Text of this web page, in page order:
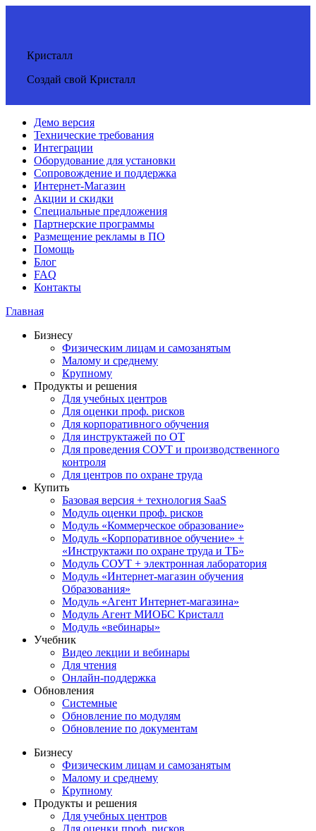
Кристалл
Создай свой Кристалл
Демо версия
Технические требования
Интеграции
Оборудование для установки
Сопровождение и поддержка
Интернет-Магазин
Акции и скидки
Специальные предложения
Партнерские программы
Размещение рекламы в ПО
Помощь
Блог
FAQ
Контакты
Главная
Бизнесу
Физическим лицам и самозанятым
Малому и среднему
Крупному
Продукты и решения
Для учебных центров
Для оценки проф. рисков
Для корпоративного обучения
Для инструктажей по ОТ
Для проведения СОУТ и производственного
контроля
Для центров по охране труда
Купить
Базовая версия + технология SaaS
Модуль оценки проф. рисков
Модуль «Коммерческое образование»
Модуль «Корпоративное обучение» +
«Инструктажи по охране труда и ТБ»
Модуль СОУТ + электронная лаборатория
Модуль «Интернет-магазин обучения
Образования»
Модуль «Агент Интернет-магазина»
Модуль Агент МИОБС Кристалл
Модуль «вебинары»
Учебник
Видео лекции и вебинары
Для чтения
Онлайн-поддержка
Обновления
Системные
Обновление по модулям
Обновление по документам
Бизнесу
Физическим лицам и самозанятым
Малому и среднему
Крупному
Продукты и решения
Для учебных центров
Для оценки проф. рисков